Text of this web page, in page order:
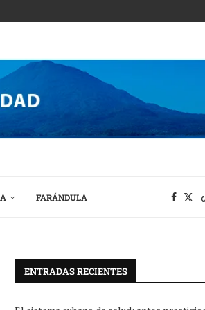
FARÁNDULA
ENTRADAS RECIENTES